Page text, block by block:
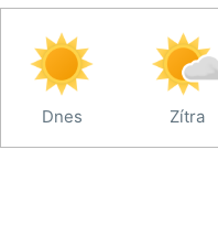
Dnes Zítra